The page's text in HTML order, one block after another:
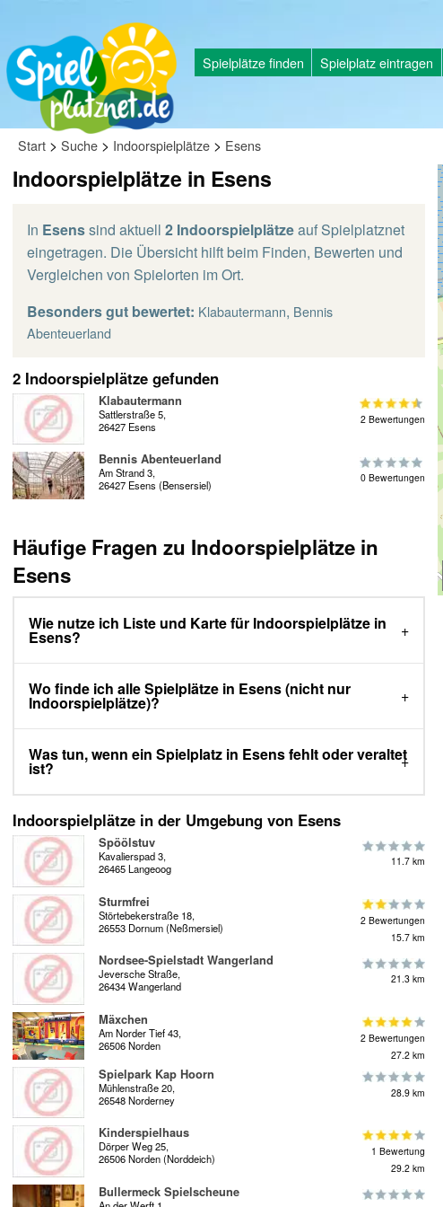
Spielplätze finden Spielplatz eintragen
Start > Suche > Indoorspielplätze > Esens
Indoorspielplätze in Esens
In Esenssind aktuell 2 Indoorspielplätzeauf Spielplatznet
eingetragen. Die Übersicht hilft beim Finden, Bewerten und
Vergleichen von Spielorten im Ort.
Besonders gut bewertet: Klabautermann, Bennis
Abenteuerland
2 Indoorspielplätze gefunden
Klabautermann
Sattlerstraße 5,
26427 Esens
2 Bewertungen
Bennis Abenteuerland
Am Strand 3,
26427 Esens (Bensersiel)
0 Bewertungen
Häufige Fragen zu Indoorspielplätze in
Esens
Wie nutze ich Liste und Karte für Indoorspielplätze in
Esens?
Wo finde ich alle Spielplätze in Esens (nicht nur
Indoorspielplätze)?
Was tun, wenn ein Spielplatz in Esens fehlt oder veraltet
ist?
Indoorspielplätze in der Umgebung von Esens
Spöölstuv
Kavalierspad 3,
26465 Langeoog
11.7 km
Sturmfrei
Störtebekerstraße 18,
26553 Dornum (Neßmersiel)
2 Bewertungen
15.7 km
Nordsee-Spielstadt Wangerland
Jeversche Straße,
26434 Wangerland
21.3 km
Mäxchen
Am Norder Tief 43,
26506 Norden
2 Bewertungen
27.2 km
Spielpark Kap Hoorn
Mühlenstraße 20,
26548 Norderney
28.9 km
Kinderspielhaus
Dörper Weg 25,
26506 Norden (Norddeich)
1 Bewertung
29.2 km
Bullermeck Spielscheune